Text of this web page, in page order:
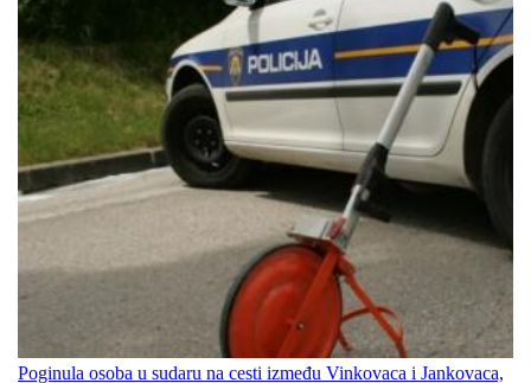
Poginula osoba u sudaru na cesti između Vinkovaca i Jankovaca,